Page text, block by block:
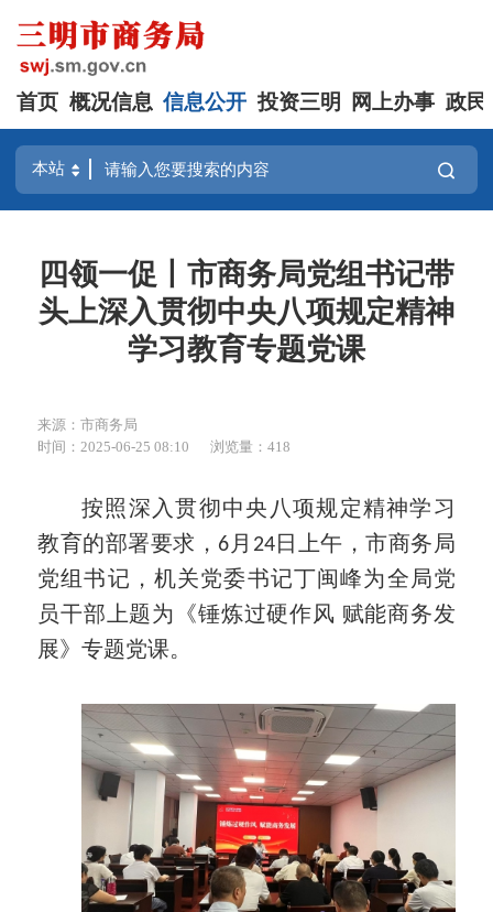
首页 概况信息 信息公开 投资三明 网上办事 政民
四领一促丨市商务局党组书记带
头上深入贯彻中央八项规定精神
学习教育专题党课
来源：市商务局
时间：2025-06-25 08:10
浏览量：418
按照深入贯彻中央八项规定精神学习
教育的部署要求，6月24日上午，市商务局
党组书记，机关党委书记丁闽峰为全局党
员干部上题为《锤炼过硬作风 赋能商务发
展》专题党课。